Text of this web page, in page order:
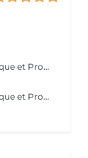
Diagnostique, Shampooing Traitant, Soin Spécifique et Produits Coiffants inclus
Diagnostique, Shampooing Traitant, Soin Spécifique et Produits Coiffants inclus